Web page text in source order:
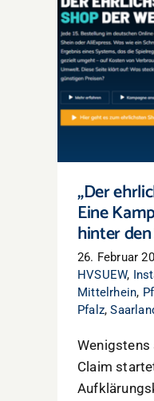
„Der
„Der
Eine
hinter
26. Februar
HVSUEW,
Mittelrhein,
Pfalz,
Claim